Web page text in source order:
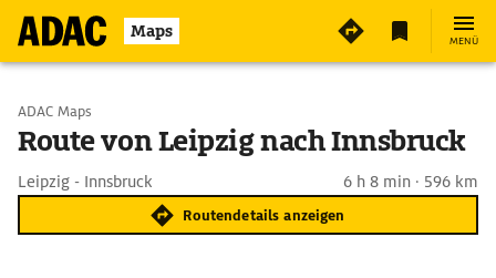
Maps MENÜ
Start wählen
ADAC Maps
Route von Leipzig nach Innsbruck
Leipzig - Innsbruck 6 h 8 min · 596 km
Routendetails anzeigen